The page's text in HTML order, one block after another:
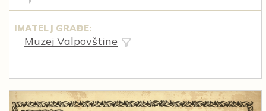
IMATELJ GRAĐE:
Muzej Valpovštine